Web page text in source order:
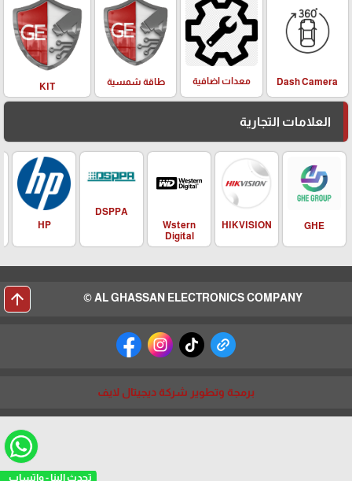
تحدث الينا - واتساب
Dash Camera معدات اضافية طاقة شمسية KIT
العلامات التجارية
GHE
HIKVISION
Wstern
Digital
DSPPA
HP
AL GHASSAN ELECTRONICS COMPANY ©
arrow_upward
برمجة وتطوير شركة ديجيتال لايف